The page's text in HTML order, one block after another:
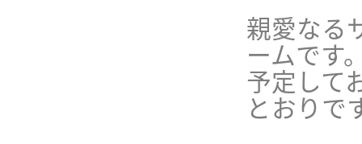
親愛なる
ームです
予定して
とおりで